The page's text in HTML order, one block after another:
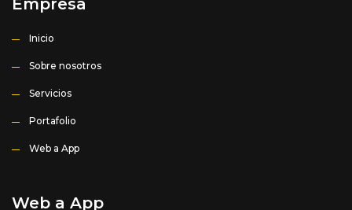
Empresa
Inicio
Sobre nosotros
Servicios
Portafolio
Web a App
Web a App